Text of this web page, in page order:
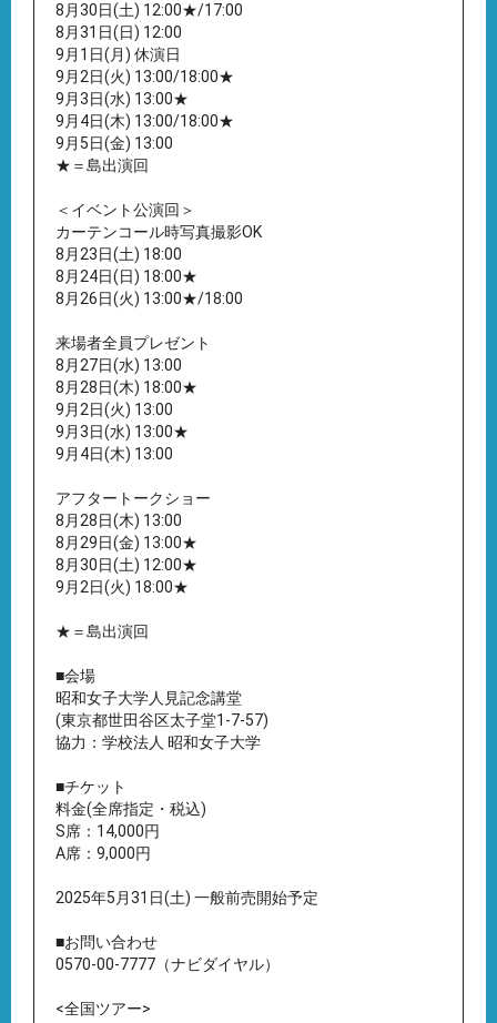
8月30日(土) 12:00★/17:00
8月31日(日) 12:00
9月1日(月) 休演日
9月2日(火) 13:00/18:00★
9月3日(水) 13:00★
9月4日(木) 13:00/18:00★
9月5日(金) 13:00
★＝島出演回
＜イベント公演回＞
カーテンコール時写真撮影OK
8月23日(土) 18:00
8月24日(日) 18:00★
8月26日(火) 13:00★/18:00
来場者全員プレゼント
8月27日(水) 13:00
8月28日(木) 18:00★
9月2日(火) 13:00
9月3日(水) 13:00★
9月4日(木) 13:00
アフタートークショー
8月28日(木) 13:00
8月29日(金) 13:00★
8月30日(土) 12:00★
9月2日(火) 18:00★
★＝島出演回
■会場
昭和女子大学人見記念講堂
(東京都世田谷区太子堂1-7-57)
協力：学校法人 昭和女子大学
■チケット
料金(全席指定・税込)
S席：14,000円
A席：9,000円
2025年5月31日(土) 一般前売開始予定
■お問い合わせ
0570-00-7777（ナビダイヤル）
<全国ツアー>